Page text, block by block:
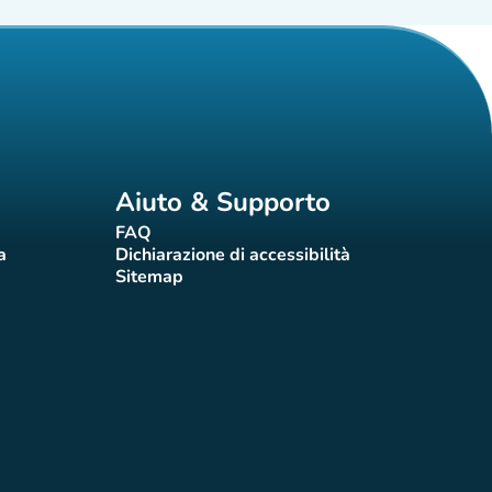
Aiuto & Supporto
FAQ(nuova scheda)
Dichiarazione di accessibilità
(nuova scheda)
Sitemap(nuova scheda)